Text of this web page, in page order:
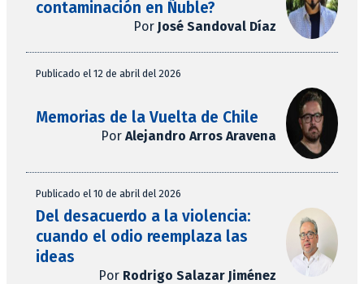
contaminación en Ñuble?
Por José Sandoval Díaz
Publicado el 12 de abril del 2026
Memorias de la Vuelta de Chile
Por Alejandro Arros Aravena
Publicado el 10 de abril del 2026
Del desacuerdo a la violencia:
cuando el odio reemplaza las
ideas
Por Rodrigo Salazar Jiménez